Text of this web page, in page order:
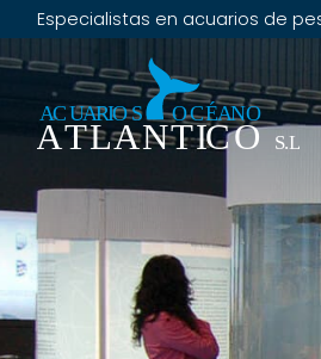
Especialistas en acuarios de